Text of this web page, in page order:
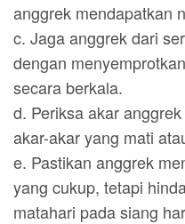
anggrek mendapatkan
c. Jaga anggrek dari
dengan
secara berkala.
d. Periksa akar
akar-akar yang mati
e. Pastikan anggrek
yang cukup, tetapi
matahari pada siang